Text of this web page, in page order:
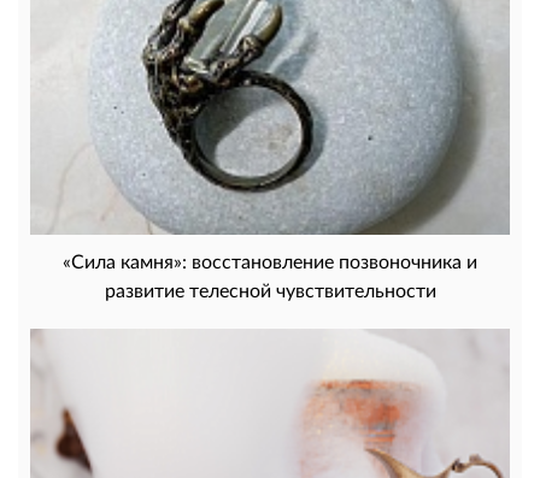
«Сила камня»: восстановление позвоночника и
развитие телесной чувствительности